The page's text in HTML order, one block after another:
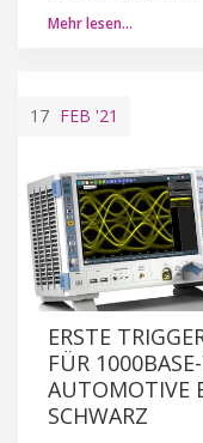
Mehr lesen…
17 FEB '21
ERSTE
FÜR
AUTOMOTIVE
SCHWARZ